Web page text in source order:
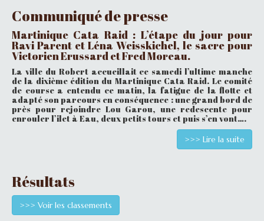
Communiqué de presse
Martinique Cata Raid : L’étape du jour pour
Ravi Parent et Léna Weisskichel, le sacre pour
Victorien Erussard et Fred Moreau.
La ville du Robert accueillait ce samedi l’ultime manche
de la dixième édition du Martinique Cata Raid. Le comité
de course a entendu ce matin, la fatigue de la flotte et
adapté son parcours en conséquence : une grand bord de
près pour rejoindre Lou Garou, une redescente pour
enrouler l’ilet à Eau, deux petits tours et puis s’en vont….
>>> Lire la suite
Résultats
>>> Voir les classements